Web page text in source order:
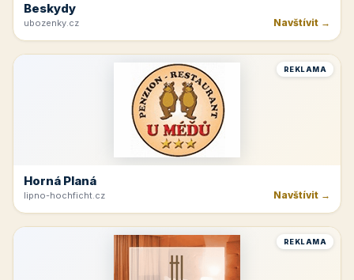
Beskydy
ubozenky.cz Navštívit →
REKLAMA
Horná Planá
lipno-hochficht.cz Navštívit →
REKLAMA